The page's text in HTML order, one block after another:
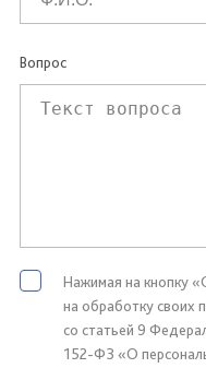
Вопрос
Нажимая на кнопку
на обработку своих
со статьей 9
152-ФЗ «О